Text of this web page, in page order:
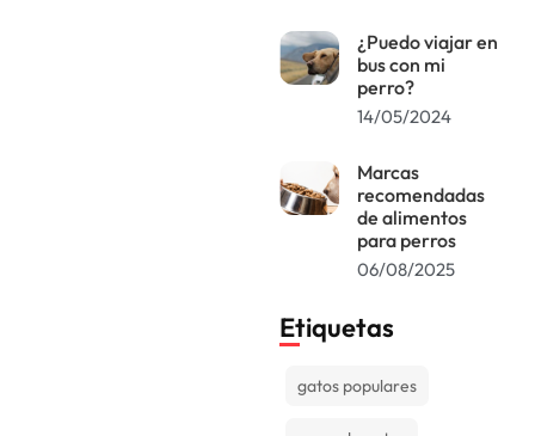
¿Puedo viajar en
bus con mi
perro?
14/05/2024
Marcas
recomendadas
de alimentos
para perros
06/08/2025
Etiquetas
gatos populares